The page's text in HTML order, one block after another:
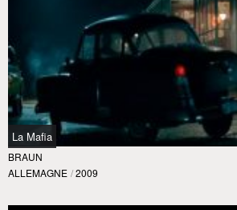
La Mafia
BRAUN
ALLEMAGNE / 2009